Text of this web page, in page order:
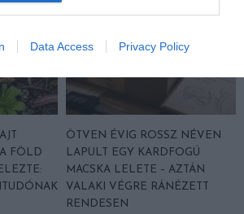
Data Access Privacy Policy
FÖLD
ÖTVEN ÉVIG ROSSZ NÉVEN
LAPULT EGY KARDFOGÚ
MACSKA LELETE – AZTÁN
VALAKI VÉGRE RÁNÉZETT
RENDESEN